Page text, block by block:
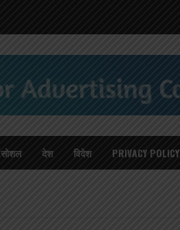
सोशल देश विदेश PRIVACY POLICY